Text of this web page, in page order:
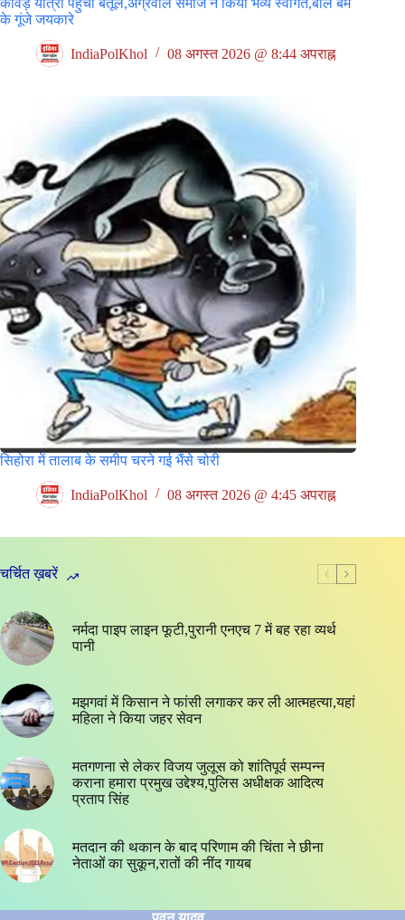
कांवड़ यात्रा पहुंची बैतूल,अग्रवाल समाज ने किया भव्य स्वागत,बोल बम
के गूंजे जयकारे
IndiaPolKhol 08 अगस्त 2026 @ 8:44 अपराह्न
सिहोरा में तालाब के समीप चरने गई भैंसे चोरी
IndiaPolKhol 08 अगस्त 2026 @ 4:45 अपराह्न
चर्चित ख़बरें
नर्मदा पाइप लाइन फूटी,पुरानी एनएच 7 में बह रहा व्यर्थ
पानी
मझगवां में किसान ने फांसी लगाकर कर ली आत्महत्या,यहां
महिला ने किया जहर सेवन
मतगणना से लेकर विजय जुलूस को शांतिपूर्व सम्पन्न
कराना हमारा प्रमुख उद्देश्य,पुलिस अधीक्षक आदित्य
प्रताप सिंह
मतदान की थकान के बाद परिणाम की चिंता ने छीना
नेताओं का सुकून,रातों की नींद गायब